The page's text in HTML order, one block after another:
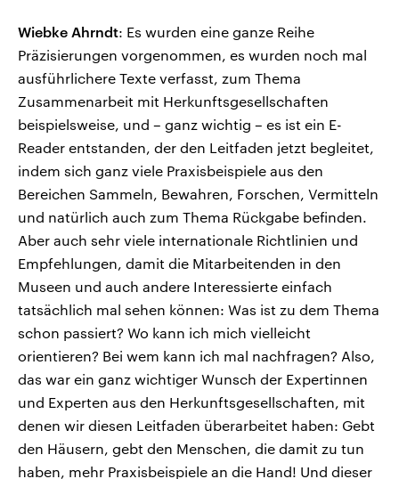
Wiebke Ahrndt: Es wurden eine ganze Reihe
Präzisierungen vorgenommen, es wurden noch mal
ausführlichere Texte verfasst, zum Thema
Zusammenarbeit mit Herkunftsgesellschaften
beispielsweise, und – ganz wichtig – es ist ein E-
Reader entstanden, der den Leitfaden jetzt begleitet,
indem sich ganz viele Praxisbeispiele aus den
Bereichen Sammeln, Bewahren, Forschen, Vermitteln
und natürlich auch zum Thema Rückgabe befinden.
Aber auch sehr viele internationale Richtlinien und
Empfehlungen, damit die Mitarbeitenden in den
Museen und auch andere Interessierte einfach
tatsächlich mal sehen können: Was ist zu dem Thema
schon passiert? Wo kann ich mich vielleicht
orientieren? Bei wem kann ich mal nachfragen? Also,
das war ein ganz wichtiger Wunsch der Expertinnen
und Experten aus den Herkunftsgesellschaften, mit
denen wir diesen Leitfaden überarbeitet haben: Gebt
den Häusern, gebt den Menschen, die damit zu tun
haben, mehr Praxisbeispiele an die Hand! Und dieser